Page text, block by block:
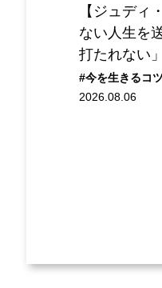
【ジュディ
ない人生を
打たれない
#今を生きるコツ
2026.08.06